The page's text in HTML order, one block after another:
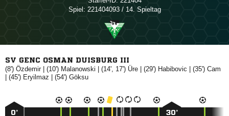
Spiel: 221404093 / 14. Spieltag
SV GENC OSMAN DUISBURG III
(8') | (10')  | (14', 17')  | (29')  | (35') 
| (45')  | (54') 
0’ 30’